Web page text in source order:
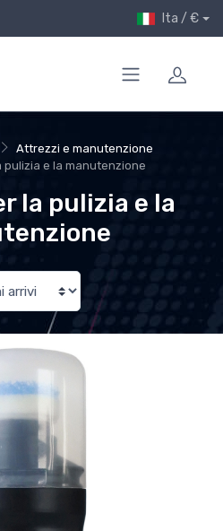
Ita / €
Attrezzi e manutenzione
e la manutenzione
la pulizia e la